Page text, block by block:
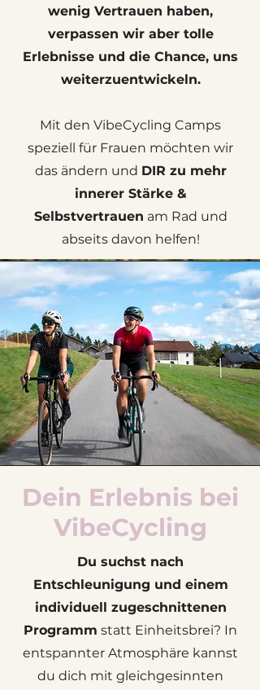
wenig Vertrauen haben,
verpassen wir aber tolle
Erlebnisse und die Chance, uns
weiterzuentwickeln.
Mit den VibeCycling Camps
speziell für Frauen möchten wir
das ändern und DIR zu mehr
innerer Stärke &
Selbstvertrauen am Rad und
abseits davon helfen!
Dein Erlebnis bei
VibeCycling
Du suchst nach
Entschleunigung und einem
individuell zugeschnittenen
Programm statt Einheitsbrei? In
entspannter Atmosphäre kannst
du dich mit gleichgesinnten